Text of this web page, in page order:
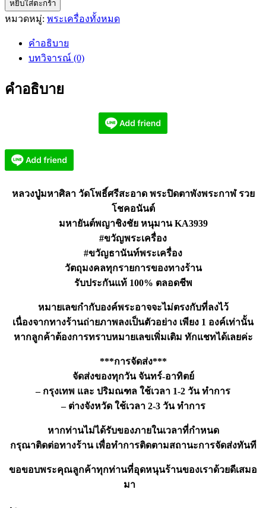
หลวง
ปู่
ตา
รวย
โชค
KA3939
หยิบใส่ตะกร้า
หมวดหมู่: พระเครื่องทั้งหมด
คำอธิบาย
บทวิจารณ์ (0)
คำอธิบาย
หลวงปู่มหาศิลา วัดโพธิ์ศรีสะอาด พระปิดตาพังพระกาฬ รวย
โชคอนันต์
มหายันต์พญาชิงชัย หนุมาน KA3939
#ขวัญพระเครื่อง
#ขวัญธานันท์พระเครื่อง
วัตถุมงคลทุกรายการของทางร้าน
รับประกันแท้ 100% ตลอดชีพ
หมายเลขกำกับองค์พระอาจจะไม่ตรงกับที่ลงไว้
เนื่องจากทางร้านถ่ายภาพลงเป็นตัวอย่าง เพียง 1 องค์เท่านั้น
หากลูกค้าต้องการทราบหมายเลขเพิ่มเติม ทักแชทได้เลยค่ะ
***การจัดส่ง***
จัดส่งของทุกวัน จันทร์-อาทิตย์
– กรุงเทพ และ ปริมณฑล ใช้เวลา 1-2 วัน ทำการ
– ต่างจังหวัด ใช้เวลา 2-3 วัน ทำการ
หากท่านไม่ได้รับของภายในเวลาที่กำหนด
กรุณาติดต่อทางร้าน เพื่อทำการติดตามสถานะการจัดส่งทันที
ขอขอบพระคุณลูกค้าทุกท่านที่อุดหนุนร้านของเราด้วยดีเสมอ
มา